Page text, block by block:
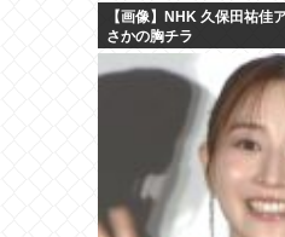
【画像】NHK 久保田祐佳
さかの胸チラ